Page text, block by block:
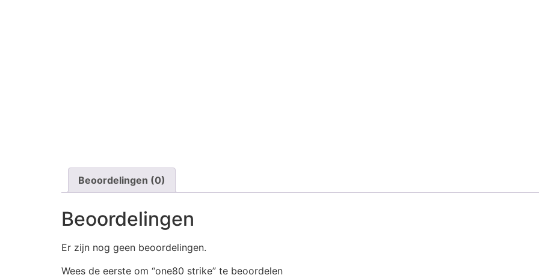
Beoordelingen (0)
Beoordelingen
Er zijn nog geen beoordelingen.
Wees de eerste om “one80 strike” te beoordelen